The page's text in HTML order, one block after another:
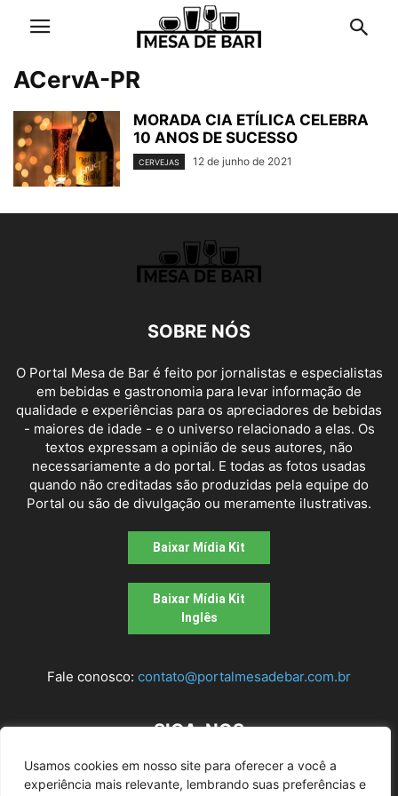
Usamos cookies em nosso site para oferecer a você a
experiência mais relevante, lembrando suas preferências e
ACervA-PR
MORADA CIA ETÍLICA CELEBRA
10 ANOS DE SUCESSO
CERVEJAS 12 de junho de 2021
SOBRE NÓS
O Portal Mesa de Bar é feito por jornalistas e especialistas
em bebidas e gastronomia para levar informação de
qualidade e experiências para os apreciadores de bebidas
- maiores de idade - e o universo relacionado a elas. Os
textos expressam a opinião de seus autores, não
necessariamente a do portal. E todas as fotos usadas
quando não creditadas são produzidas pela equipe do
Portal ou são de divulgação ou meramente ilustrativas.
Baixar Mídia Kit
Baixar Mídia Kit
Inglês
Fale conosco: contato@portalmesadebar.com.br
SIGA-NOS